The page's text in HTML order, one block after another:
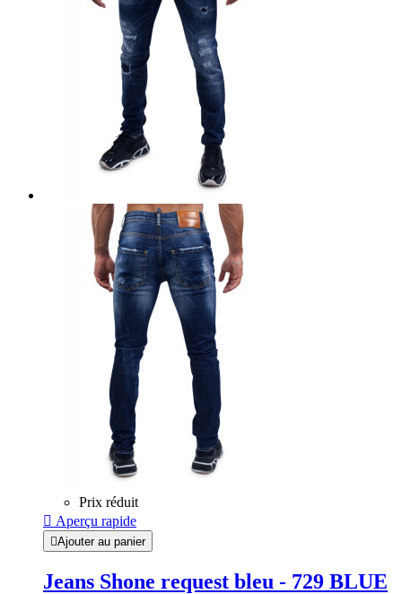
Prix réduit
 Aperçu rapide
Ajouter au panier
Jeans Shone request bleu - 729 BLUE